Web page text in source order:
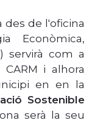
des de l'oficina
Econòmica,
servirà com a
i alhora
en en la
Sostenible
serà la seu